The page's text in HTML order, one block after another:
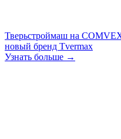
Тверьстроймаш на
новый бренд Tvermax
Узнать больше →